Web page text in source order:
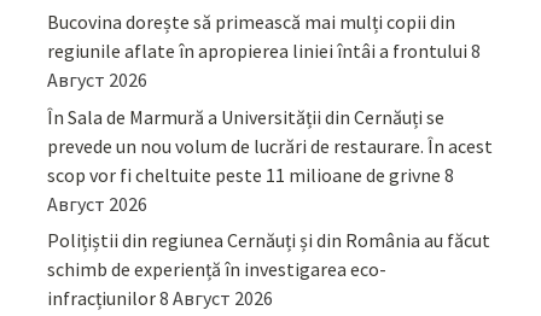
Bucovina dorește să primească mai mulți copii din
regiunile aflate în apropierea liniei întâi a frontului 8
Август 2026
În Sala de Marmură a Universității din Cernăuți se
prevede un nou volum de lucrări de restaurare. În acest
scop vor fi cheltuite peste 11 milioane de grivne 8
Август 2026
Polițiștii din regiunea Cernăuți și din România au făcut
schimb de experiență în investigarea eco-
infracțiunilor8 Август 2026